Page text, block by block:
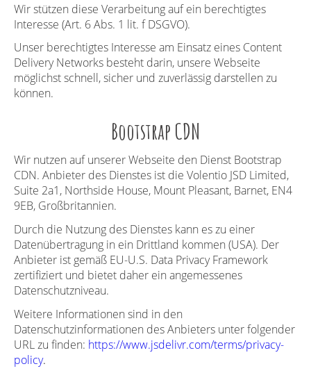
Wir stützen diese Verarbeitung auf ein berechtigtes
Interesse (Art. 6 Abs. 1 lit. f DSGVO).
Unser berechtigtes Interesse am Einsatz eines Content
Delivery Networks besteht darin, unsere Webseite
möglichst schnell, sicher und zuverlässig darstellen zu
können.
Bootstrap CDN
Wir nutzen auf unserer Webseite den Dienst Bootstrap
CDN. Anbieter des Dienstes ist die Volentio JSD Limited,
Suite 2a1, Northside House, Mount Pleasant, Barnet, EN4
9EB, Großbritannien.
Durch die Nutzung des Dienstes kann es zu einer
Datenübertragung in ein Drittland kommen (USA). Der
Anbieter ist gemäß EU-U.S. Data Privacy Framework
zertifiziert und bietet daher ein angemessenes
Datenschutzniveau.
Weitere Informationen sind in den
Datenschutzinformationen des Anbieters unter folgender
URL zu finden: https://www.jsdelivr.com/terms/privacy-
policy.